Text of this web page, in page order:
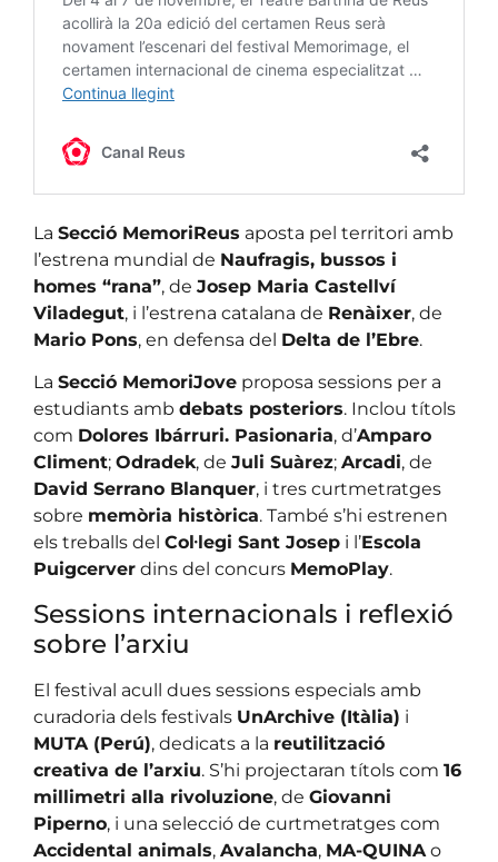
La Secció MemoriReus aposta pel territori amb
l’estrena mundial de Naufragis, bussos i
homes “rana”, de Josep Maria Castellví
Viladegut, i l’estrena catalana de Renàixer, de
Mario Pons, en defensa del Delta de l’Ebre.
La Secció MemoriJove proposa sessions per a
estudiants amb debats posteriors. Inclou títols
com Dolores Ibárruri. Pasionaria, d’Amparo
Climent; Odradek, de Juli Suàrez; Arcadi, de
David Serrano Blanquer, i tres curtmetratges
sobre memòria històrica. També s’hi estrenen
els treballs del Col·legi Sant Josep i l’Escola
Puigcerver dins del concurs MemoPlay.
Sessions internacionals i reflexió
sobre l’arxiu
El festival acull dues sessions especials amb
curadoria dels festivals UnArchive (Itàlia) i
MUTA (Perú), dedicats a la reutilització
creativa de l’arxiu. S’hi projectaran títols com 16
millimetri alla rivoluzione, de Giovanni
Piperno, i una selecció de curtmetratges com
Accidental animals, Avalancha, MA-QUINA o